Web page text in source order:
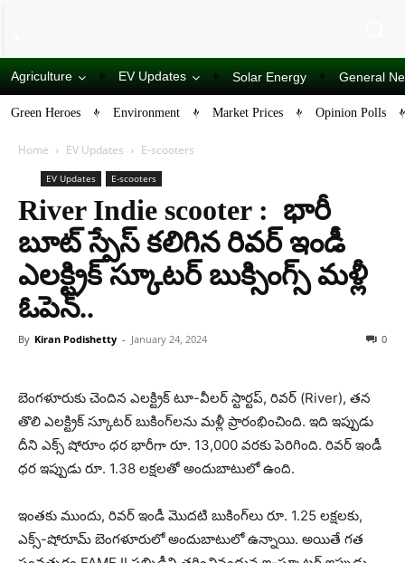
Agriculture EV Updates Solar Energy General
Green Heroes Environment Market Prices Opinion Polls
Home EV Updates E-scooters
EV Updates E-scooters
River Indie scooter : భారీ
బూట్ స్పేస్ కలిగిన రివర్ ఇండీ
ఎలక్ట్రిక్ స్కూటర్ బుక్సింగ్స్ మళ్లీ
ఓపెన్..
By Kiran Podishetty - January 24, 2024 0
బెంగళూరుకు చెందిన ఎలక్ట్రిక్ టూ-వీలర్ స్టార్టప్, రివర్ (River), తన
తొలి ఎలక్ట్రిక్ స్కూటర్ బుకింగ్‌లను మళ్లీ ప్రారంభించింది. ఇది ఇప్పుడు
దీని ఎక్స్ షోరూం ధర భారీగా రూ. 13,000 వరకు పెరిగింది. రివర్ ఇండీ
ధర ఇప్పుడు రూ. 1.38 లక్షలతో అందుబాటులో ఉంది.
ఇంతకు ముందు, రివర్ ఇండీ మొదటి బుకింగ్‌లు రూ. 1.25 లక్షలకు,
ఎక్స్-షోరూమ్ బెంగళూరులో అందుబాటులో ఉన్నాయి. అయితే గత